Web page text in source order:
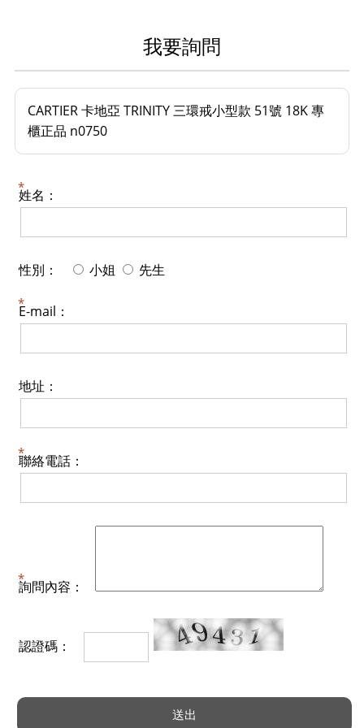
我要詢問
CARTIER 卡地亞 TRINITY 三環戒小型款 51號 18K 專
櫃正品 n0750
姓名：
性別： 小姐 先生
E-mail：
地址：
聯絡電話：
詢問內容：
認證碼：